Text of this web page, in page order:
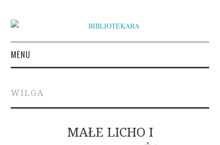
MENU
INSPIRACJE LITERACKIE
O BIBLIOTEKARZE
WILGA
MAŁE LICHO I